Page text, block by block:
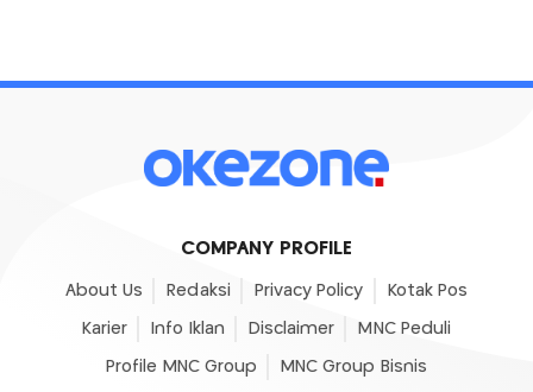
COMPANY PROFILE
About Us Redaksi Privacy Policy Kotak Pos
Karier Info Iklan Disclaimer MNC Peduli
Profile MNC Group MNC Group Bisnis